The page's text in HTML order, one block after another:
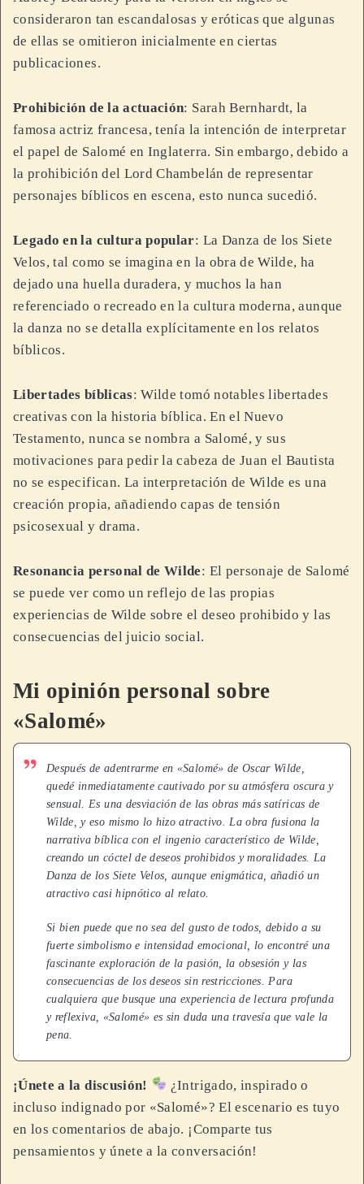
consideraron tan escandalosas y eróticas que algunas
de ellas se omitieron inicialmente en ciertas
publicaciones.
Prohibición de la actuación: Sarah Bernhardt, la
famosa actriz francesa, tenía la intención de interpretar
el papel de Salomé en Inglaterra. Sin embargo, debido a
la prohibición del Lord Chambelán de representar
personajes bíblicos en escena, esto nunca sucedió.
Legado en la cultura popular: La Danza de los Siete
Velos, tal como se imagina en la obra de Wilde, ha
dejado una huella duradera, y muchos la han
referenciado o recreado en la cultura moderna, aunque
la danza no se detalla explícitamente en los relatos
bíblicos.
Libertades bíblicas: Wilde tomó notables libertades
creativas con la historia bíblica. En el Nuevo
Testamento, nunca se nombra a Salomé, y sus
motivaciones para pedir la cabeza de Juan el Bautista
no se especifican. La interpretación de Wilde es una
creación propia, añadiendo capas de tensión
psicosexual y drama.
Resonancia personal de Wilde: El personaje de Salomé
se puede ver como un reflejo de las propias
experiencias de Wilde sobre el deseo prohibido y las
consecuencias del juicio social.
Mi opinión personal sobre
«Salomé»
Después de adentrarme en «Salomé» de Oscar Wilde,
quedé inmediatamente cautivado por su atmósfera oscura y
sensual. Es una desviación de las obras más satíricas de
Wilde, y eso mismo lo hizo atractivo. La obra fusiona la
narrativa bíblica con el ingenio característico de Wilde,
creando un cóctel de deseos prohibidos y moralidades. La
Danza de los Siete Velos, aunque enigmática, añadió un
atractivo casi hipnótico al relato.
Si bien puede que no sea del gusto de todos, debido a su
fuerte simbolismo e intensidad emocional, lo encontré una
fascinante exploración de la pasión, la obsesión y las
consecuencias de los deseos sin restricciones. Para
cualquiera que busque una experiencia de lectura profunda
y reflexiva, «Salomé» es sin duda una travesía que vale la
pena.
¡Únete a la discusión!
¿Intrigado, inspirado o
incluso indignado por «Salomé»? El escenario es tuyo
en los comentarios de abajo. ¡Comparte tus
pensamientos y únete a la conversación!